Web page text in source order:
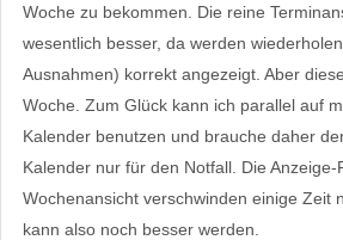
Woche zu bekommen. Die reine
wesentlich besser, da werden
Ausnahmen) korrekt angezeigt. Aber
Woche. Zum Glück kann ich parallel auf
Kalender benutzen und brauche daher
Kalender nur für den Notfall. Die
Wochenansicht verschwinden einige Zeit
kann also noch besser werden.